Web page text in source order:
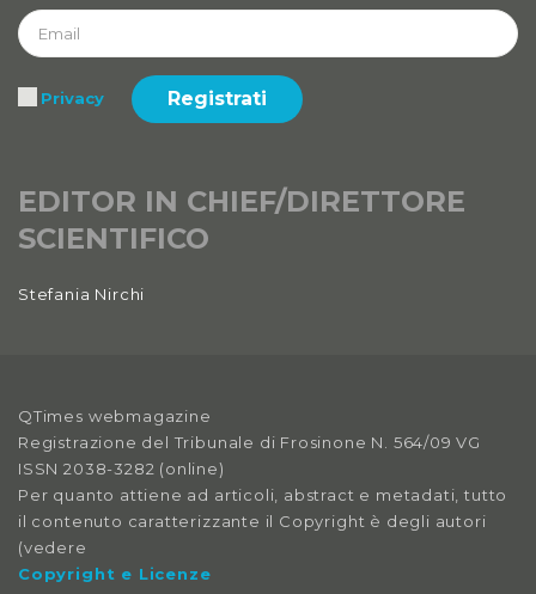
Privacy Registrati
EDITOR IN CHIEF/DIRETTORE
SCIENTIFICO
Stefania Nirchi
QTimes webmagazine
Registrazione del Tribunale di Frosinone N. 564/09 VG
ISSN 2038-3282 (online)
Per quanto attiene ad articoli, abstract e metadati, tutto
il contenuto caratterizzante il Copyright è degli autori
(vedere
Copyright e Licenze